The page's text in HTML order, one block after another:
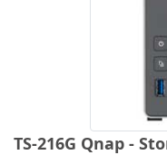
TS-216G Qnap -